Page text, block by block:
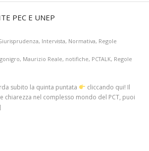
PEC E UNEP
, Intervista, Normativa, Regole
, Maurizio Reale, notifiche, PCTALK, Regole
subito la quinta puntata
cliccando qui! Il
chiarezza nel complesso mondo del PCT, puoi